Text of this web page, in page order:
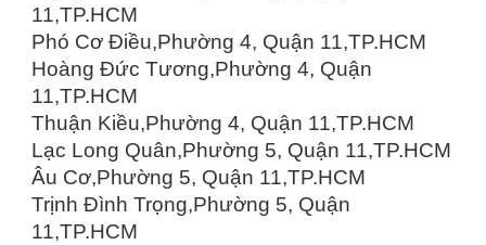
11,TP.HCM
Phó Cơ Điều,Phường 4, Quận 11,TP.HCM
Hoàng Đức Tương,Phường 4, Quận
11,TP.HCM
Thuận Kiều,Phường 4, Quận 11,TP.HCM
Lạc Long Quân,Phường 5, Quận 11,TP.HCM
Âu Cơ,Phường 5, Quận 11,TP.HCM
Trịnh Đình Trọng,Phường 5, Quận
11,TP.HCM